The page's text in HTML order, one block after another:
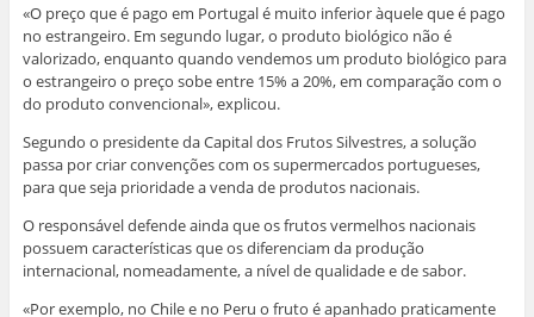
«O preço que é pago em Portugal é muito inferior àquele que é pago
no estrangeiro. Em segundo lugar, o produto biológico não é
valorizado, enquanto quando vendemos um produto biológico para
o estrangeiro o preço sobe entre 15% a 20%, em comparação com o
do produto convencional», explicou.
Segundo o presidente da Capital dos Frutos Silvestres, a solução
passa por criar convenções com os supermercados portugueses,
para que seja prioridade a venda de produtos nacionais.
O responsável defende ainda que os frutos vermelhos nacionais
possuem características que os diferenciam da produção
internacional, nomeadamente, a nível de qualidade e de sabor.
«Por exemplo, no Chile e no Peru o fruto é apanhado praticamente